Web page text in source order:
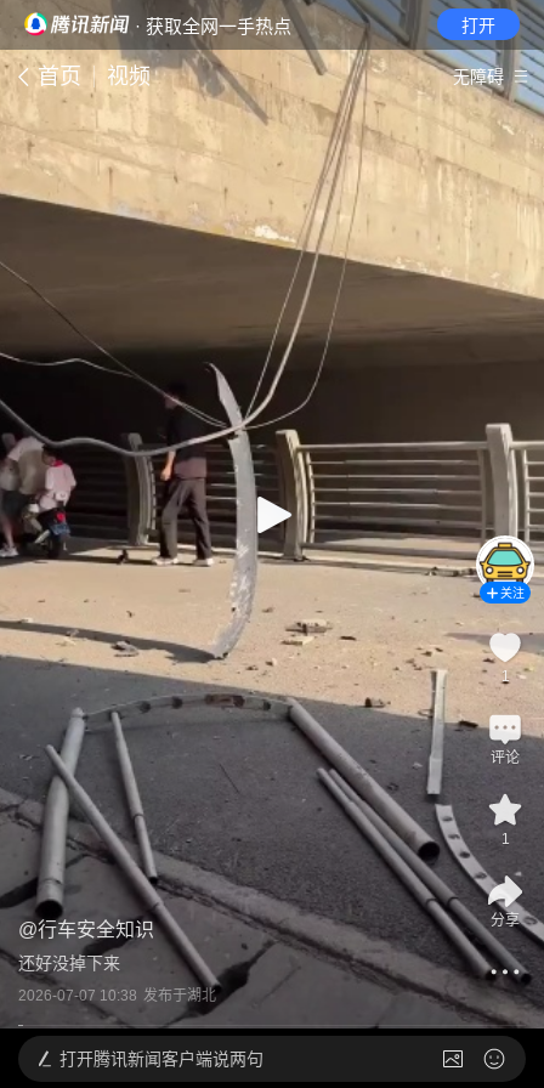
· 获取全网一手热点 打开
首页 视频 无障碍
@行车安全知识
还好没掉下来
2026-07-07 10:38 发布于湖北
关注
1
评论
1
分享
打开腾讯新闻客户端说两句